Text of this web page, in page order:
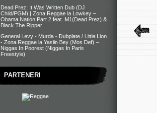
Dead Prez: It Was Written Dub (DJ
Child/PGM) | Zona Reggae la Lowkey –
Obama Nation Part 2 feat. M1(Dead Prez) &
Black The Ripper
General Levy - Murda - Dubplate / Little Lion
- Zona Reggae la Yasiin Bey (Mos Def) –
Niggas In Poorest (Niggas In Paris
Freestyle)
PARTENERI